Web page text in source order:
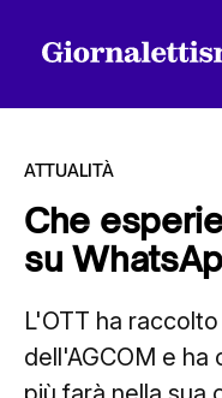
Tutti gli articoli
Chi siamo
ATTUALITÀ
Che
su
L'OTT ha
dell'AGCOM e ha